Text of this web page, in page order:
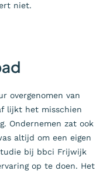
niet.
overgenomen van
lijkt het misschien
Ondernemen zat ook
altijd om een eigen
bij bbci Frijwijk
op te doen. Het